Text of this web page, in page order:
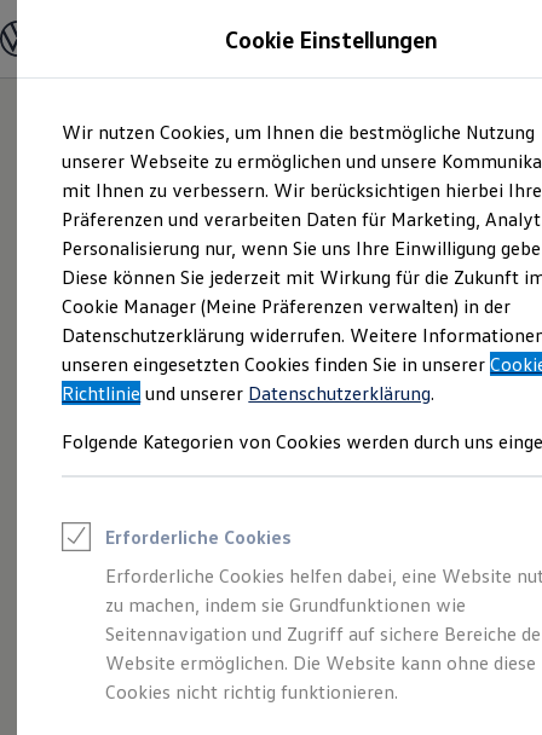
Hauptinhalt
springen
Footer
springen
Modelle und Konfigurator
Modelle vergleichen
Elektroautos
ENERGY Sondermodelle
Nutzfahrzeuge
SUV und CUV
Familienautos
Kombis
Kompaktwagen
Sportwagen
Schnell verfügbare Fahrzeuge
Angebote und Produkte
Aktuelle Angebote
E-Auto-Förderung
Volkswagen Marktplatz
Junge Gebrauchtwagen und Gebrauchtwagen
Saisonangebote
Leasing
Leasing-Angebote
Gebrauchtwagen Leasing
Junge Gebrauchtwagen-Leasing
Elektroauto Leasing
Kleinwagen-Leasing
Leasing ohne Anzahlung
Der T-Roc
Cookie Einstellungen
Wir nutzen Cookies, um Ihnen die bestmögliche Nutzung
unserer Webseite zu ermöglichen und unsere
mit Ihnen zu verbessern. Wir berücksichtigen hierbei Ihre
Präferenzen und verarbeiten Daten für Marketing,
Personalisierung nur, wenn Sie uns Ihre Einwilligung
Diese können Sie jederzeit mit Wirkung für die Zukunft
Cookie Manager (Meine Präferenzen verwalten) in der
Datenschutzerklärung widerrufen. Weitere
unseren eingesetzten Cookies finden Sie in unserer
Richtlinie und unserer Datenschutzerklärung.
Folgende Kategorien von Cookies werden durch uns
Erforderliche Cookies
Erforderliche Cookies helfen dabei, eine Website
zu machen, indem sie Grundfunktionen wie
Seitennavigation und Zugriff auf sichere Bereiche
Website ermöglichen. Die Website kann ohne diese
Cookies nicht richtig funktionieren.